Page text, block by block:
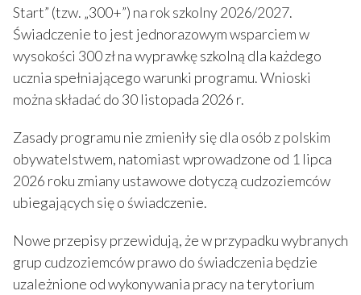
Start” (tzw. „300+”) na rok szkolny 2026/2027.
Świadczenie to jest jednorazowym wsparciem w
wysokości 300 zł na wyprawkę szkolną dla każdego
ucznia spełniającego warunki programu. Wnioski
można składać do 30 listopada 2026 r.
Zasady programu nie zmieniły się dla osób z polskim
obywatelstwem, natomiast wprowadzone od 1 lipca
2026 roku zmiany ustawowe dotyczą cudzoziemców
ubiegających się o świadczenie.
Nowe przepisy przewidują, że w przypadku wybranych
grup cudzoziemców prawo do świadczenia będzie
uzależnione od wykonywania pracy na terytorium